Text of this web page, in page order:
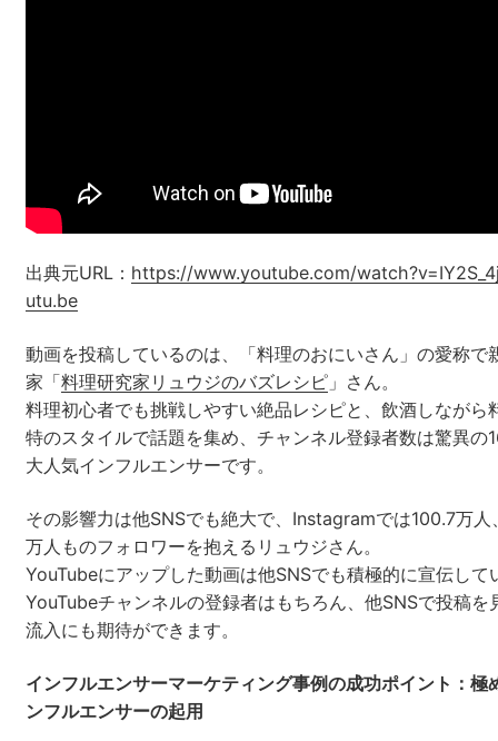
出典元URL： https://www.youtube.com/
utu.be
動画を投稿しているのは、「料理のおにいさん」の愛称で
家「料理研究家リュウジのバズレシピ」さん。
料理初心者でも挑戦しやすい絶品レシピと、飲酒しながら
特のスタイルで話題を集め、チャンネル登録者数は驚異の
大人気インフルエンサーです。
その影響力は他SNSでも絶大で、Instagramでは100.7万
万人ものフォロワーを抱えるリュウジさん。
YouTubeにアップした動画は他SNSでも積極的に宣伝して
YouTubeチャンネルの登録者はもちろん、他SNSで投稿を
流入にも期待ができます。
インフルエンサーマーケティング事例の成功ポイント：極
ンフルエンサーの起用